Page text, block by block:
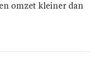
omzet kleiner dan